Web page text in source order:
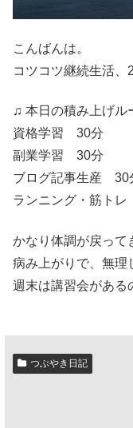
こんばんは。
コツコツ継続生活、
♫ 本日の積み上げル
資格学習 30分
副業学習 30分
ブログ記事生産 30
ランニング・筋ト
かなり体調が戻って
病み上がりで、無理
週末は講習会がある
つぶやき日記